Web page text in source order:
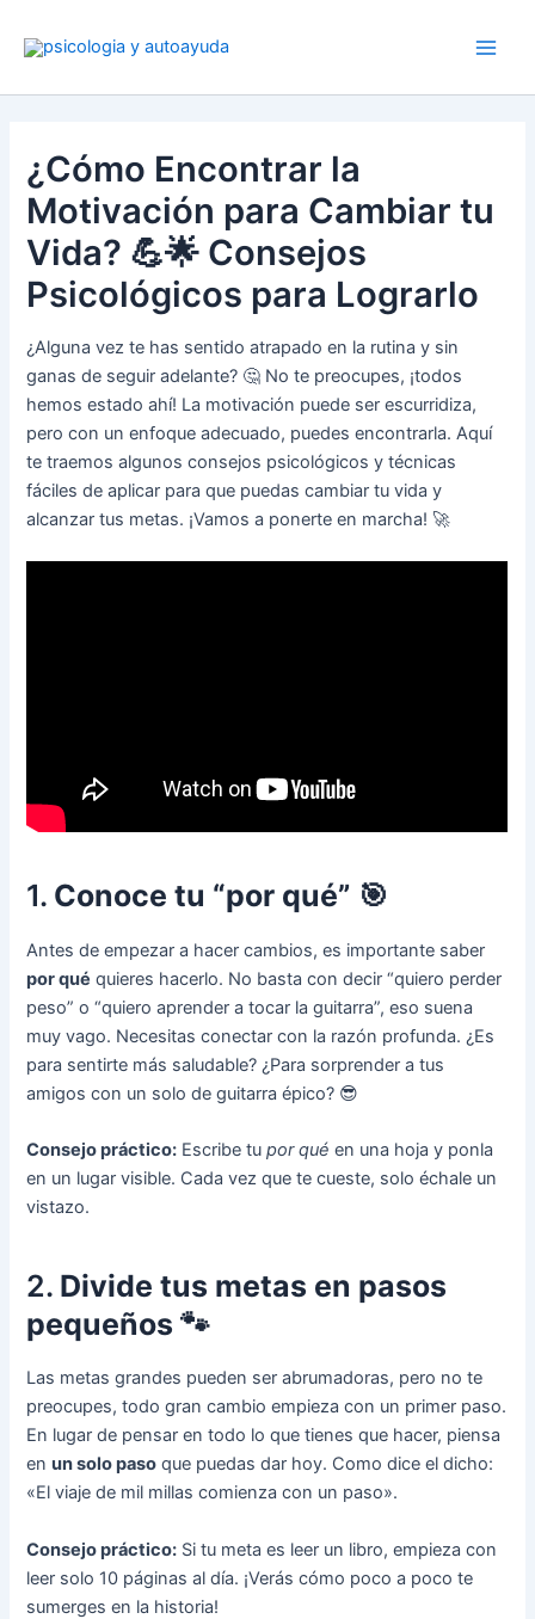
¿Cómo Encontrar la
Motivación para Cambiar tu
Vida? 💪🌟 Consejos
Psicológicos para Lograrlo
¿Alguna vez te has sentido atrapado en la rutina y sin
ganas de seguir adelante? 🤔 No te preocupes, ¡todos
hemos estado ahí! La motivación puede ser escurridiza,
pero con un enfoque adecuado, puedes encontrarla. Aquí
te traemos algunos consejos psicológicos y técnicas
fáciles de aplicar para que puedas cambiar tu vida y
alcanzar tus metas. ¡Vamos a ponerte en marcha! 🚀
1. Conoce tu “por qué” 🎯
Antes de empezar a hacer cambios, es importante saber
por qué quieres hacerlo. No basta con decir “quiero perder
peso” o “quiero aprender a tocar la guitarra”, eso suena
muy vago. Necesitas conectar con la razón profunda. ¿Es
para sentirte más saludable? ¿Para sorprender a tus
amigos con un solo de guitarra épico? 😎
Consejo práctico: Escribe tupor qué en una hoja y ponla
en un lugar visible. Cada vez que te cueste, solo échale un
vistazo.
2. Divide tus metas en pasos
pequeños 🐾
Las metas grandes pueden ser abrumadoras, pero no te
preocupes, todo gran cambio empieza con un primer paso.
En lugar de pensar en todo lo que tienes que hacer, piensa
enun solo paso que puedas dar hoy. Como dice el dicho:
«El viaje de mil millas comienza con un paso».
Consejo práctico: Si tu meta es leer un libro, empieza con
leer solo 10 páginas al día. ¡Verás cómo poco a poco te
sumerges en la historia!